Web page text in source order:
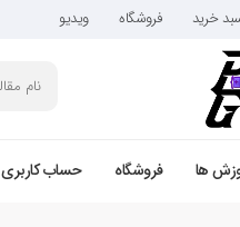
خرید فروشگاه ویدیو
ها فروشگاه حساب کاربری